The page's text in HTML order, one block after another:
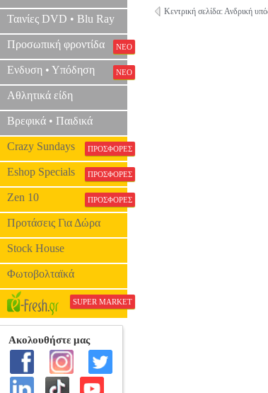
Ταινίες DVD • Blu Ray
Προσωπική φροντίδα ΝΕΟ
Ενδυση • Υπόδηση ΝΕΟ
Αθλητικά είδη
Βρεφικά • Παιδικά
Crazy Sundays ΠΡΟΣΦΟΡΕΣ
Eshop Specials ΠΡΟΣΦΟΡΕΣ
Zen 10 ΠΡΟΣΦΟΡΕΣ
Προτάσεις Για Δώρα
Stock House
Φωτοβολταϊκά
SUPER MARKET
Κεντρική σελίδα: Ανδρική